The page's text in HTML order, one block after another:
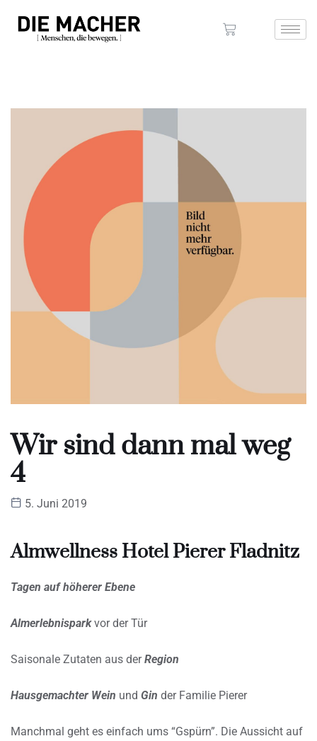
Wir sind dann mal weg
4
5. Juni 2019
Almwellness Hotel Pierer Fladnitz
Tagen auf höherer Ebene
Almerlebnisparkvor der Tür
Saisonale Zutaten aus derRegion
Hausgemachter Wein und Gin der Familie Pierer
Manchmal geht es einfach ums “Gspürn”. Die Aussicht auf